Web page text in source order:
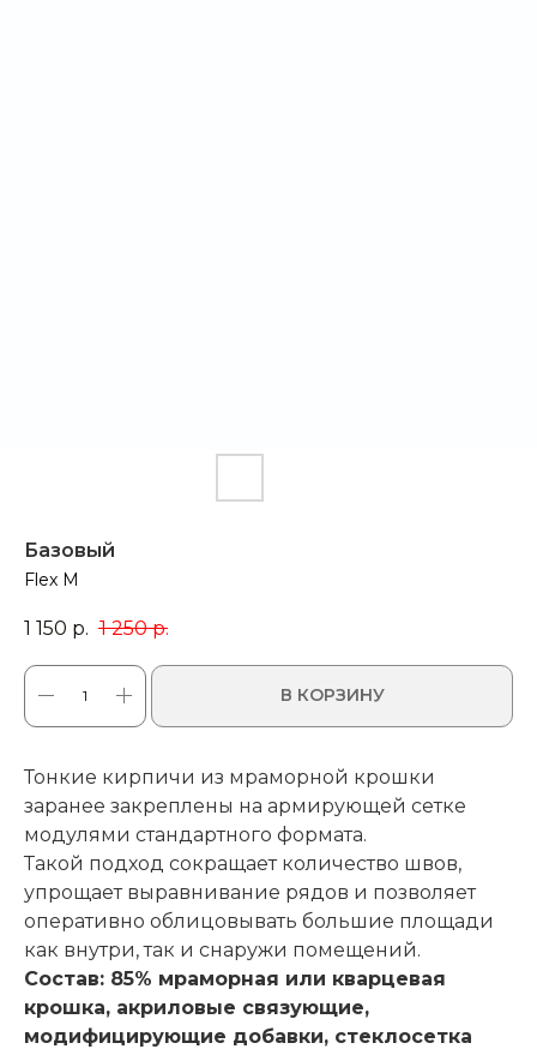
Базовый
Flex M
1 150 р. 1 250 р.
В КОРЗИНУ
Тонкие кирпичи из мраморной крошки
заранее закреплены на армирующей сетке
модулями стандартного формата.
Такой подход сокращает количество швов,
упрощает выравнивание рядов и позволяет
оперативно облицовывать большие площади
как внутри, так и снаружи помещений.
Состав: 85% мраморная или кварцевая
крошка, акриловые связующие,
модифицирующие добавки, стеклосетка